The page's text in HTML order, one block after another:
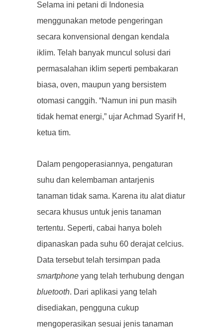
Selama ini petani di Indonesia
menggunakan metode pengeringan
secara konvensional dengan kendala
iklim. Telah banyak muncul solusi dari
permasalahan iklim seperti pembakaran
biasa, oven, maupun yang bersistem
otomasi canggih. “Namun ini pun masih
tidak hemat energi,” ujar Achmad Syarif H,
ketua tim.
Dalam pengoperasiannya, pengaturan
suhu dan kelembaman antarjenis
tanaman tidak sama. Karena itu alat diatur
secara khusus untuk jenis tanaman
tertentu. Seperti, cabai hanya boleh
dipanaskan pada suhu 60 derajat celcius.
Data tersebut telah tersimpan pada
smartphone yang telah terhubung dengan
bluetooth. Dari aplikasi yang telah
disediakan, pengguna cukup
mengoperasikan sesuai jenis tanaman